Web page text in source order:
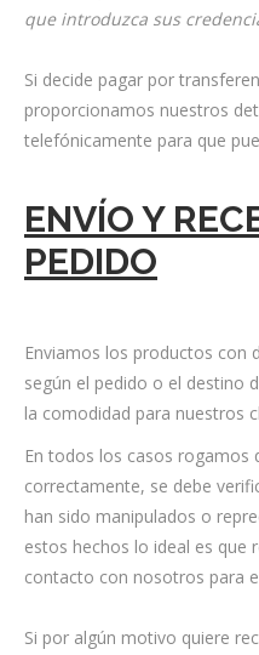
que introduzca sus
Si decide pagar por
proporcionamos nuestros
telefónicamente para que
ENVÍO Y
PEDIDO
Enviamos los productos con
según el pedido o el destino
la comodidad para nuestros
En todos los casos rogamos
correctamente, se debe
han sido manipulados o
estos hechos lo ideal es que
contacto con nosotros para
Si por algún motivo quiere